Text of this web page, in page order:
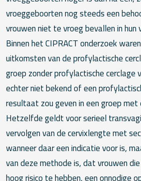
vroeggeboorten nog steeds een
vrouwen niet te vroeg bevallen in
Binnen het CIPRACT onderzoek
uitkomsten van de profylactische
groep zonder profylactische cerclage
echter niet bekend of een
resultaat zou geven in een groep met
Hetzelfde geldt voor serieel
vervolgen van de cervixlengte met
wanneer daar een indicatie voor is,
van deze methode is, dat vrouwen